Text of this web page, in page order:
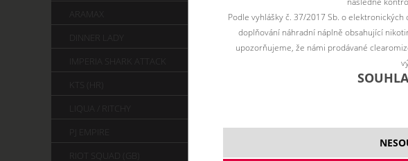
jemnou kyselostí a jedinečnou
ARAMAX
DINNER LADY
IMPERIA SHARK ATTACK
KTS (HR)
LIQUA / RITCHY
PJ EMPIRE
RIOT SQUAD (GB)
Podle vyhlášky č. 37/2017 Sb. o
doplňování náhradní náplně obsahující
upozorňujeme, že námi prodávané